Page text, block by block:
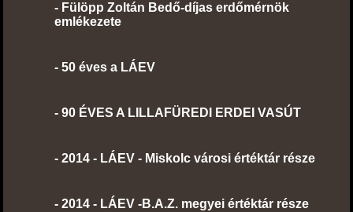
- Fülöpp Zoltán Bedő-díjas erdőmérnök
emlékezete
-50 éves a LÁEV
-90 ÉVES A LILLAFÜREDI ERDEI VASÚT
-2014 - LÁEV - Miskolc városi értéktár része
-2014 - LÁEV -B.A.Z. megyei értéktár része